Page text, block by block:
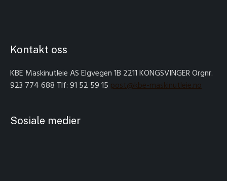
Kontakt oss
KBE Maskinutleie AS Elgvegen 1B 2211 KONGSVINGER Orgnr.
923 774 688 Tlf: 91 52 59 15 post@kbe-maskinutleie.no
Sosiale medier